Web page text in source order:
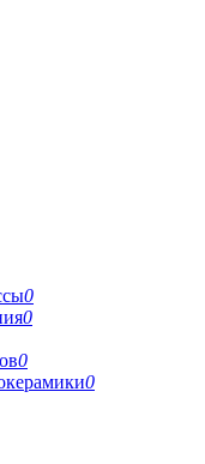
0
0
0
0